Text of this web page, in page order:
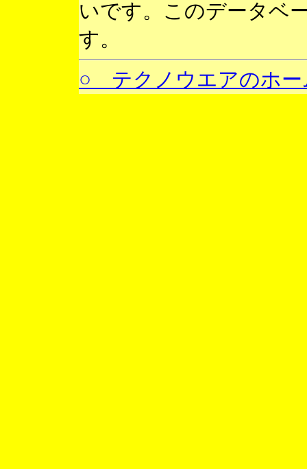
いです。このデータベ
す。
○ テクノウエアのホー